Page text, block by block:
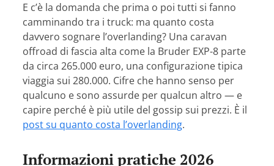
E c’è la domanda che prima o poi tutti si fanno
camminando tra i truck: ma quanto costa
davvero sognare l’overlanding? Una caravan
offroad di fascia alta come la Bruder EXP-8 parte
da circa 265.000 euro, una configurazione tipica
viaggia sui 280.000. Cifre che hanno senso per
qualcuno e sono assurde per qualcun altro — e
capire perché è più utile del gossip sui prezzi. È il
post su quanto costa l’overlanding.
Informazioni pratiche 2026